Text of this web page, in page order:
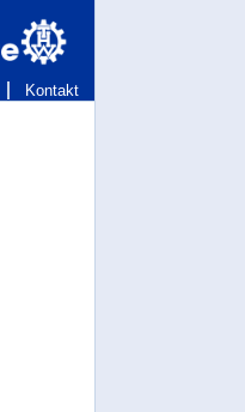
Kontakt